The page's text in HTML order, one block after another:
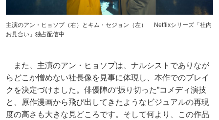
主演のアン・ヒョソプ（右）とキム・セジョン（左） Netflixシリーズ「社内
お見合い」独占配信中
また、主演のアン・ヒョソプは、ナルシストでありなが
らどこか憎めない社長像を見事に体現し、本作でのブレイ
クを決定づけました。俳優陣の“振り切った”コメディ演技
と、原作漫画から飛び出してきたようなビジュアルの再現
度の高さも大きな見どころです。そして何より、この作品